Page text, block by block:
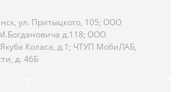
ул. Притыцкого, 105; ООО
д.118; ООО
Коласа, д.1; ЧТУП МобиЛАБ,
д. 46Б